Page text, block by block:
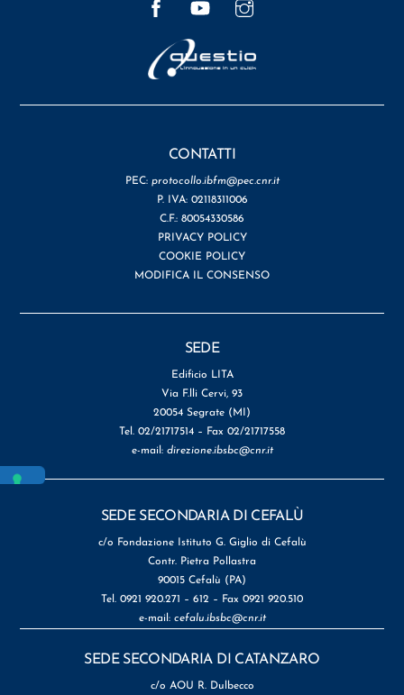
CONTATTI
PEC: protocollo.ibfm@pec.cnr.it
P. IVA: 02118311006
C.F.: 80054330586
PRIVACY POLICY
COOKIE POLICY
MODIFICA IL CONSENSO
SEDE
Edificio LITA
Via F.lli Cervi, 93
20054 Segrate (MI)
Tel. 02/21717514 – Fax 02/21717558
e-mail: direzione.ibsbc@cnr.it
SEDE SECONDARIA DI CEFALÙ
c/o Fondazione Istituto G. Giglio di Cefalù
Contr. Pietra Pollastra
90015 Cefalù (PA)
Tel. 0921 920.271 – 612 – Fax 0921 920.510
e-mail: cefalu.ibsbc@cnr.it
SEDE SECONDARIA DI CATANZARO
c/o AOU R. Dulbecco